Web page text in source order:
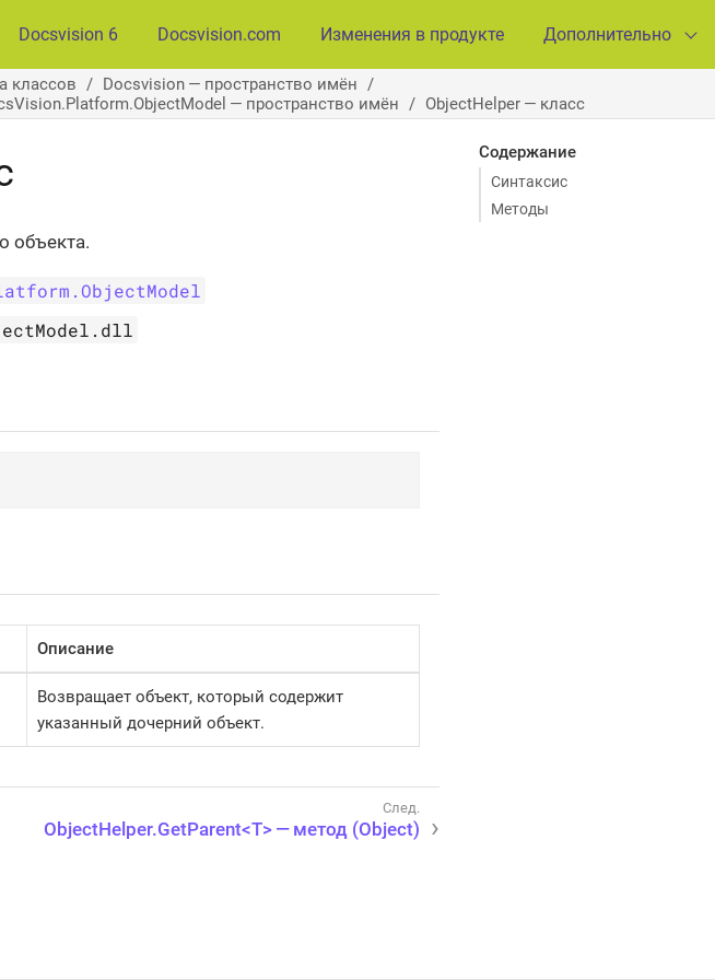
Docsvision 6 Docsvision.com Изменения в продукте Дополнительно
классов
Docsvision — пространство имён
— пространство имён ObjectHelper — класс
Содержание
Синтаксис
Методы
объекта.
Описание
Возвращает объект, который содержит
указанный дочерний объект.
ObjectHelper.GetParent<T> — метод (Object)